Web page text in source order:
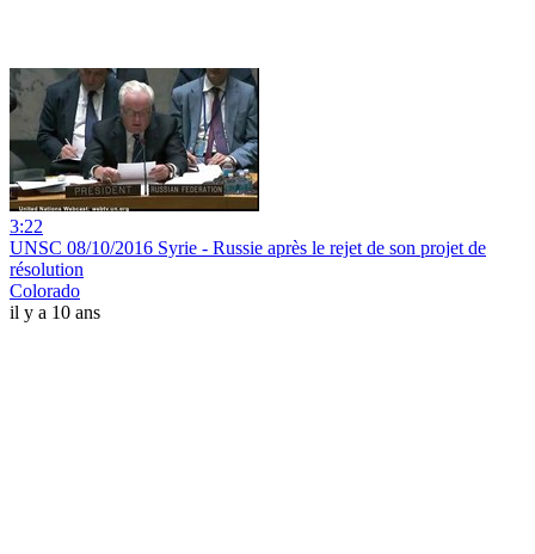
3:22
UNSC 08/10/2016 Syrie - Russie après le rejet de son projet de
résolution
Colorado
il y a 10 ans